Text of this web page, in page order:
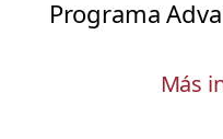
Programa
Más